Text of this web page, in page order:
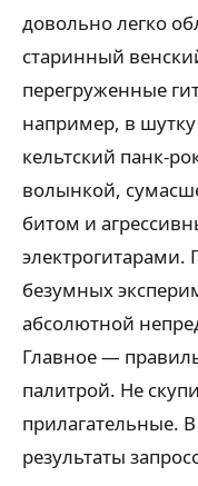
довольно легко
старинный
перегруженные
например, в
кельтский панк-
волынкой,
битом и
безумных
абсолютной
Главное —
палитрой. Не
прилагательные.
результаты